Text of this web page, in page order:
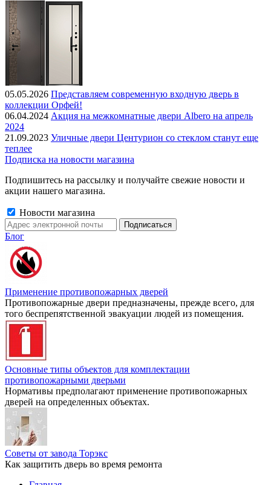
05.05.2026 Представляем современную входную дверь в
коллекции Орфей!
06.04.2024 Акция на межкомнатные двери Albero на апрель
2024
21.09.2023 Уличные двери Центурион со стеклом станут еще
теплее
Подписка на новости магазина
Подпишитесь на рассылку и получайте свежие новости и
акции нашего магазина.
Новости магазина
Блог
Применение противопожарных дверей
Противопожарные двери предназначены, прежде всего, для
того беспрепятственной эвакуации людей из помещения.
Основные типы объектов для комплектации
противопожарными дверьми
Нормативы предполагают применение противопожарных
дверей на определенных объектах.
Советы от завода Торэкс
Как защитить дверь во время ремонта